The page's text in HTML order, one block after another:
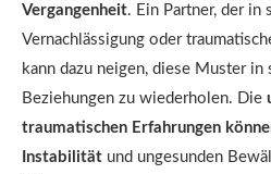
Vergangenheit. Ein Partner, der in
Vernachlässigung oder
kann dazu neigen, diese Muster in
Beziehungen zu wiederholen. Die
traumatischen Erfahrungen
Instabilität und ungesunden